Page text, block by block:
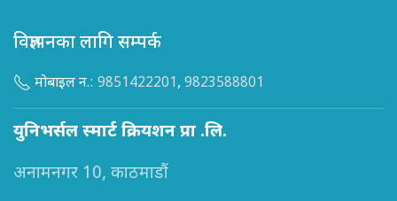
विज्ञापनका लागि सम्पर्क
मोबाइल न.: 9851422201, 9823588801
युनिभर्सल स्मार्ट क्रियशन प्रा .लि.
अनामनगर 10, काठमाडौं